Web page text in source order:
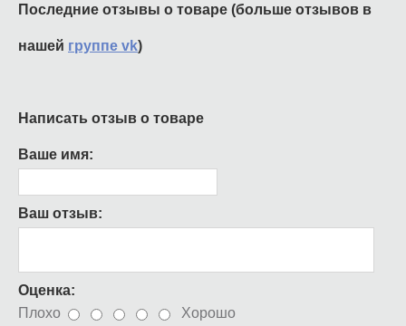
Последние отзывы о товаре (больше отзывов в
нашей группе vk)
Написать отзыв о товаре
Ваше имя:
Ваш отзыв:
Оценка:
Плохо
Хорошо